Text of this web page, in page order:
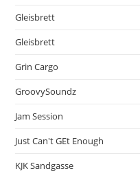
Gleisbrett
Gleisbrett
Grin Cargo
GroovySoundz
Jam Session
Just Can't GEt Enough
KJK Sandgasse